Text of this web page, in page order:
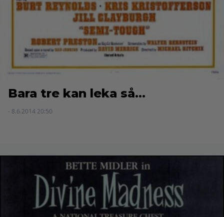
Bara tre kan leka så…
- 8.6.2014 20:50